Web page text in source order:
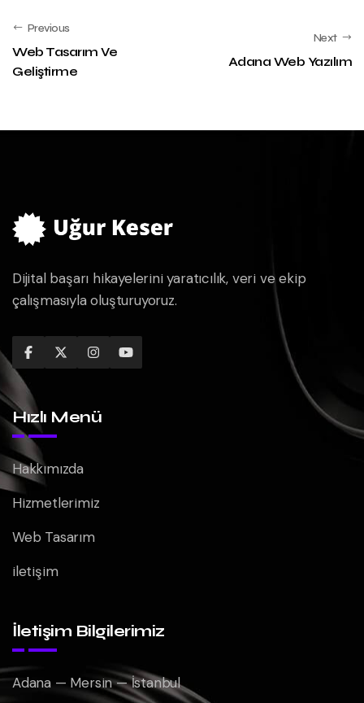
Previous
Web Tasarım Ve
Geliştirme
Next
Adana Web Yazılım
Dijital başarı hikayelerini yaratıcılık, veri ve ekip
çalışmasıyla oluşturuyoruz.
Hızlı Menü
Hakkımızda
Hizmetlerimiz
Web Tasarım
iletişim
İletişim Bilgilerimiz
Adana — Mersin — İstanbul